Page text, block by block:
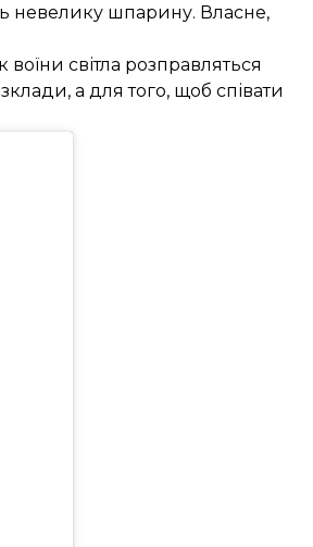
невелику шпарину. Власне,
світла розправляться
а для того, щоб співати